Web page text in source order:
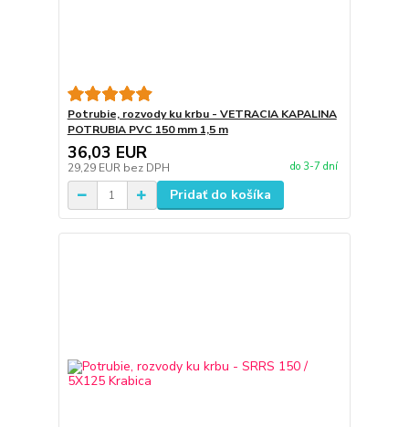
Potrubie, rozvody ku krbu - VETRACIA KAPALINA
POTRUBIA PVC 150 mm 1,5 m
36,03 EUR
29,29 EUR bez DPH do 3-7 dní
Pridať do košíka